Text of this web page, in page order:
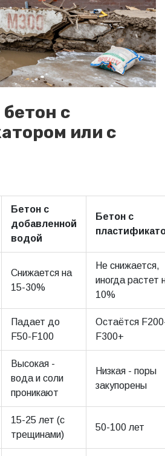
с
или с
Бетон с
добавленной
водой
Бетон с
Снижается на
15-30%
Не снижается,
иногда растет
10%
Падает до
F50-F100
Остаётся
F300+
Высокая -
вода и соли
проникают
Низкая - поры
закупорены
15-25 лет (с
трещинами)
50-100 лет